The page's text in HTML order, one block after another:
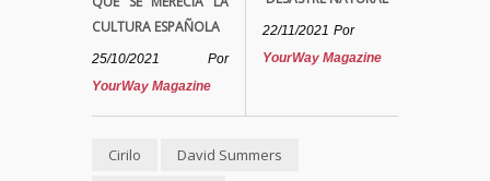
CULTURA ESPAÑOLA
25/10/2021
Por
YourWay Magazine
22/11/2021 Por
YourWay Magazine
Cirilo
David Summers